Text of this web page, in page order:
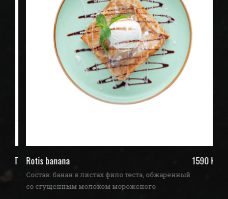
Rotis banana 1590 KZT
Состав: банан в листах фило теста, обжаренный
со сгущённым молоком мороженого